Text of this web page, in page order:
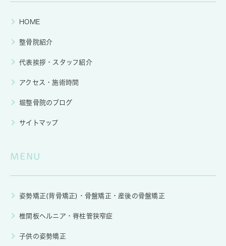
HOME
整骨院紹介
代表挨拶・スタッフ紹介
アクセス・施術時間
堀整骨院のブログ
サイトマップ
MENU
姿勢矯正(背骨矯正)・骨盤矯正・産後の骨盤矯正
椎間板ヘルニア・脊柱管狭窄症
子供の姿勢矯正